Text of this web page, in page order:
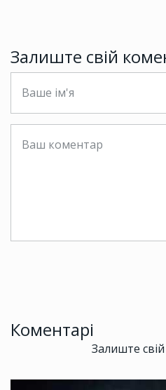
Залиште свій
Коментарі
Залиште